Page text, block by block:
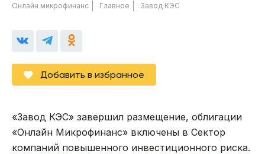
Онлайн микрофинанс Главное Завод КЭС
Добавить в избранное
«Завод КЭС» завершил размещение, облигации
«Онлайн Микрофинанс» включены в Сектор
компаний повышенного инвестиционного риска.